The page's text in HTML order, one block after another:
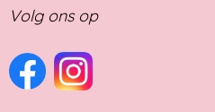
Volg ons op